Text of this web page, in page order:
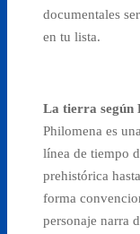
documentales
en tu lista.
La tierra según
Philomena es
línea de tiempo
prehistórica
forma
personaje narra